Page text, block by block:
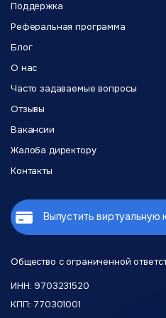
Общество с ограниченной
ИНН: 9703231520
КПП: 770301001
Поддержка
Реферальная программа
Блог
О нас
Часто задаваемые вопросы
Отзывы
Вакансии
Жалоба директору
Контакты
Выпустить виртуальную